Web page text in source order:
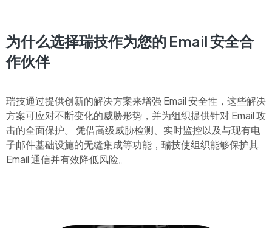
为什么选择瑞技作为您的 Email 安全合
作伙伴
瑞技通过提供创新的解决方案来增强 Email 安全性，这些解决
方案可应对不断变化的威胁形势，并为组织提供针对 Email 攻
击的全面保护。 凭借高级威胁检测、实时监控以及与现有电
子邮件基础设施的无缝集成等功能，瑞技使组织能够保护其
Email 通信并有效降低风险。